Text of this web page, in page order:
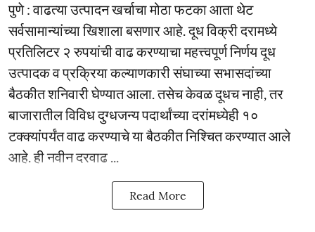
पुणे : वाढत्या उत्पादन खर्चाचा मोठा फटका आता थेट
सर्वसामान्यांच्या खिशाला बसणार आहे. दूध विक्री दरामध्ये
प्रतिलिटर २ रुपयांची वाढ करण्याचा महत्त्वपूर्ण निर्णय दूध
उत्पादक व प्रक्रिया कल्याणकारी संघाच्या सभासदांच्या
बैठकीत शनिवारी घेण्यात आला. तसेच केवळ दूधच नाही, तर
बाजारातील विविध दुग्धजन्य पदार्थांच्या दरांमध्येही १०
टक्क्यांपर्यंत वाढ करण्याचे या बैठकीत निश्चित करण्यात आले
आहे. ही नवीन दरवाढ ...
Read More